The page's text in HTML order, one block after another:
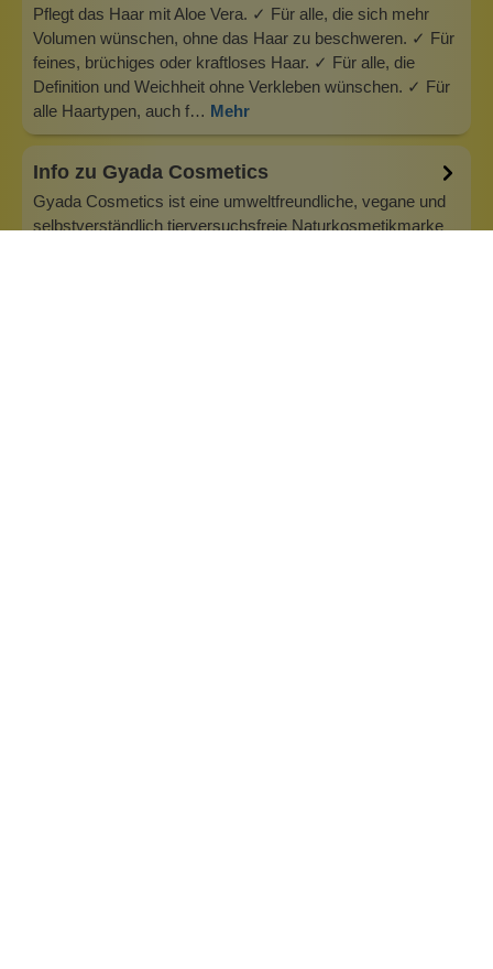
Pflegt das Haar mit Aloe Vera. ✓ Für alle, die sich mehr
Volumen wünschen, ohne das Haar zu beschweren. ✓ Für
feines, brüchiges oder kraftloses Haar. ✓ Für alle, die
Definition und Weichheit ohne Verkleben wünschen. ✓ Für
alle Haartypen, auch f… Mehr
Info zu Gyada Cosmetics
Gyada Cosmetics ist eine umweltfreundliche, vegane und
selbstverständlich tierversuchsfreie Naturkosmetikmarke